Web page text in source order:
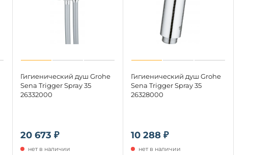
20 673 ₽
Гигиенический душ Grohe
Sena Trigger Spray 35
26332000
нет в наличии
10 288 ₽
Гигиенический душ Grohe
Sena Trigger Spray 35
26328000
нет в наличии